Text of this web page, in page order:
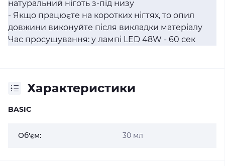
натуральний ніготь з-під низу
- Якщо працюєте на коротких нігтях, то опил
довжини виконуйте після викладки матеріалу
Час просушування: у лампі LED 48W - 60 сек
Характеристики
BASIC
Об'єм: 30 мл